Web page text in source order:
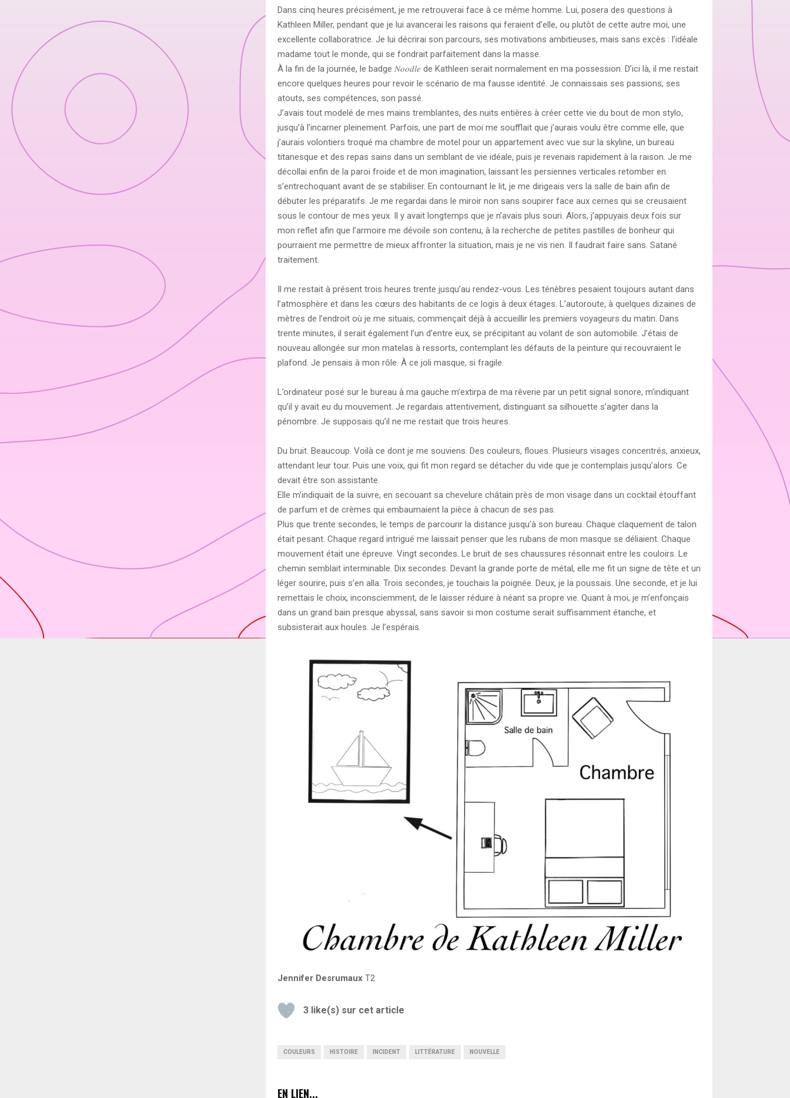
Dans cinq heures précisément, je me retrouverai face à ce même homme. Lui, posera des questions à
Kathleen Miller, pendant que je lui avancerai les raisons qui feraient d’elle, ou plutôt de cette autre moi, une
excellente collaboratrice. Je lui décrirai son parcours, ses motivations ambitieuses, mais sans excès : l’idéale
madame tout le monde, qui se fondrait parfaitement dans la masse.
À la fin de la journée, le badge 𝑁𝑜𝑜𝑑𝑙𝑒 de Kathleen serait normalement en ma possession. D’ici là, il me restait
encore quelques heures pour revoir le scénario de ma fausse identité. Je connaissais ses passions, ses
atouts, ses compétences, son passé.
J’avais tout modelé de mes mains tremblantes, des nuits entières à créer cette vie du bout de mon stylo,
jusqu’à l’incarner pleinement. Parfois, une part de moi me soufflait que j’aurais voulu être comme elle, que
j’aurais volontiers troqué ma chambre de motel pour un appartement avec vue sur la skyline, un bureau
titanesque et des repas sains dans un semblant de vie idéale, puis je revenais rapidement à la raison. Je me
décollai enfin de la paroi froide et de mon imagination, laissant les persiennes verticales retomber en
s’entrechoquant avant de se stabiliser. En contournant le lit, je me dirigeais vers la salle de bain afin de
débuter les préparatifs. Je me regardai dans le miroir non sans soupirer face aux cernes qui se creusaient
sous le contour de mes yeux. Il y avait longtemps que je n’avais plus souri. Alors, j’appuyais deux fois sur
mon reflet afin que l’armoire me dévoile son contenu, à la recherche de petites pastilles de bonheur qui
pourraient me permettre de mieux affronter la situation, mais je ne vis rien. Il faudrait faire sans. Satané
traitement.
Il me restait à présent trois heures trente jusqu’au rendez-vous. Les ténèbres pesaient toujours autant dans
l’atmosphère et dans les cœurs des habitants de ce logis à deux étages. L’autoroute, à quelques dizaines de
mètres de l’endroit où je me situais, commençait déjà à accueillir les premiers voyageurs du matin. Dans
trente minutes, il serait également l’un d’entre eux, se précipitant au volant de son automobile. J’étais de
nouveau allongée sur mon matelas à ressorts, contemplant les défauts de la peinture qui recouvraient le
plafond. Je pensais à mon rôle. À ce joli masque, si fragile.
L’ordinateur posé sur le bureau à ma gauche m’extirpa de ma rêverie par un petit signal sonore, m’indiquant
qu’il y avait eu du mouvement. Je regardais attentivement, distinguant sa silhouette s’agiter dans la
pénombre. Je supposais qu’il ne me restait que trois heures.
Du bruit. Beaucoup. Voilà ce dont je me souviens. Des couleurs, floues. Plusieurs visages concentrés, anxieux,
attendant leur tour. Puis une voix, qui fit mon regard se détacher du vide que je contemplais jusqu’alors. Ce
devait être son assistante.
Elle m’indiquait de la suivre, en secouant sa chevelure châtain près de mon visage dans un cocktail étouffant
de parfum et de crèmes qui embaumaient la pièce à chacun de ses pas.
Plus que trente secondes, le temps de parcourir la distance jusqu’à son bureau. Chaque claquement de talon
était pesant. Chaque regard intrigué me laissait penser que les rubans de mon masque se déliaient. Chaque
mouvement était une épreuve. Vingt secondes. Le bruit de ses chaussures résonnait entre les couloirs. Le
chemin semblait interminable. Dix secondes. Devant la grande porte de métal, elle me fit un signe de tête et un
léger sourire, puis s’en alla. Trois secondes, je touchais la poignée. Deux, je la poussais. Une seconde, et je lui
remettais le choix, inconsciemment, de le laisser réduire à néant sa propre vie. Quant à moi, je m’enfonçais
dans un grand bain presque abyssal, sans savoir si mon costume serait suffisamment étanche, et
subsisterait aux houles. Je l’espérais.
Jennifer Desrumaux T2
3 like(s) sur cet article
COULEURS HISTOIRE INCIDENT LITTÉRATURE NOUVELLE
EN LIEN...